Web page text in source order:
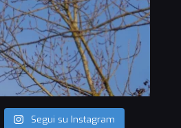
Segui su Instagram